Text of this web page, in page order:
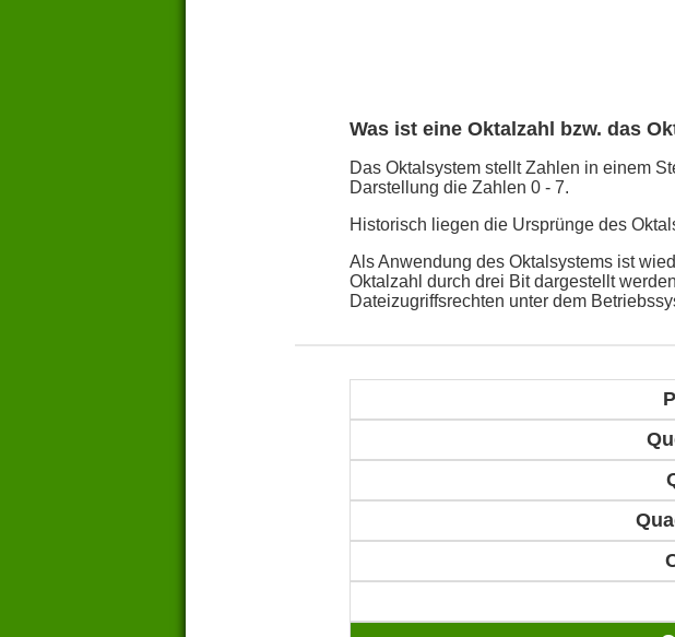
Was ist eine Oktalzahl bzw. das
Das Oktalsystem stellt Zahlen in einem
Darstellung die Zahlen 0 - 7.
Historisch liegen die Ursprünge des
Als Anwendung des Oktalsystems ist
Oktalzahl durch drei Bit dargestellt
Dateizugriffsrechten unter dem